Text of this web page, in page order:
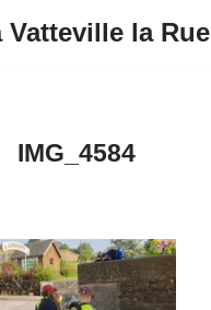
Vatteville la Rue
IMG_4584